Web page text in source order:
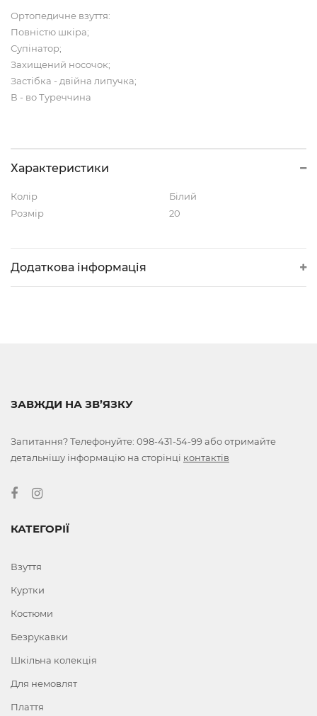
Ортопедичне взуття:
Повністю шкіра;
Супінатор;
Захищений носочок;
Застібка - двійна липучка;
В - во Туреччина
Характеристики
Колір
Білий
Розмір
20
Додаткова інформація
ЗАВЖДИ НА ЗВ’ЯЗКУ
Запитання? Телефонуйте: 098-431-54-99або отримайте
детальнішу інформацію на сторінці контактів
КАТЕГОРІЇ
Взуття
Куртки
Костюми
Безрукавки
Шкільна колекція
Для немовлят
Плаття